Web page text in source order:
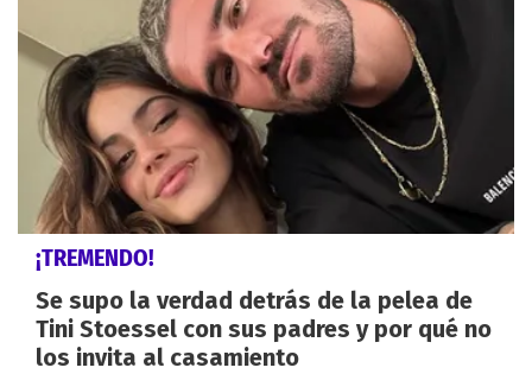
¡TREMENDO!
Se supo la verdad detrás de la pelea de
Tini Stoessel con sus padres y por qué no
los invita al casamiento